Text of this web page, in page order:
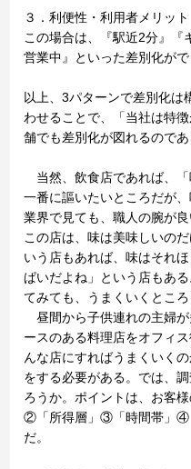
３．利便性・利用者メリット
この場合は、『駅近2分』『
営業中』といった差別化がで
以上、3パターンで差別化は
わせることで、「当社は特
舗でも差別化が図れるのであ
当然、飲食店であれば、
一番に謳いたいところだが
業界で見ても、職人の腕が
この店は、味は美味しいの
いう店もあれば、味はそれ
ぱいだよね」という店もあ
てみても、うまくいくとこ
昼間から子供連れの主婦
ースのある料理店をオフィ
んな店にすればうまくいく
をする必要がある。では、
ろうか。ポイントは、お客
②「所得層」③「時間帯」④
だ。